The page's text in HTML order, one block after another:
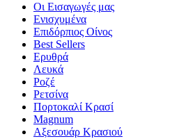
Οι Εισαγωγές μας
Ενισχυμένα
Επιδόρπιος Οίνος
Best Sellers
Ερυθρά
Λευκά
Ροζέ
Ρετσίνα
Πορτοκαλί Κρασί
Magnum
Αξεσουάρ Κρασιού